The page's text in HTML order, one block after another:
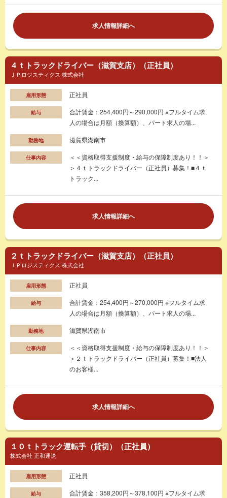
求人情報詳細へ
４ｔトラックドライバー（滋賀支店）（正社員）
ＪＰロジスティクス 株式会社
雇用形態 正社員
給与
合計賃金：254,400円～290,000円 ※フルタイム求
人の場合は月額（換算額）、パート求人の場...
勤務地 滋賀県湖南市
仕事内容
＜＜資格取得支援制度・給与の保障制度あり！！＞
＞４ｔトラックドライバー（正社員）募集！■４ｔ
トラック...
求人情報詳細へ
２ｔトラックドライバー（滋賀支店）（正社員）
ＪＰロジスティクス 株式会社
雇用形態 正社員
給与
合計賃金：254,400円～270,000円 ※フルタイム求
人の場合は月額（換算額）、パート求人の場...
勤務地 滋賀県湖南市
仕事内容
＜＜資格取得支援制度・給与の保障制度あり！！＞
＞２ｔトラックドライバー（正社員）募集！■法人
のお客様...
求人情報詳細へ
１０ｔトラック運転手（貸切）（正社員）
株式会社 正和運送
雇用形態 正社員
給与
合計賃金：358,200円～378,100円 ※フルタイム求